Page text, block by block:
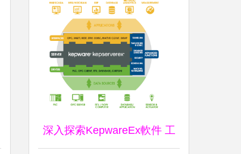
深入探索KepwareEx軟件 工